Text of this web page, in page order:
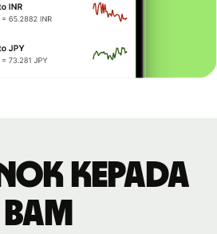
kepada
BAM